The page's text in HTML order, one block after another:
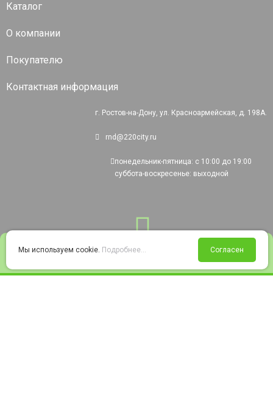
Войти Избранное Корзина
Каталог
О компании
Покупателю
Контактная информация
г. Ростов-на-Дону, ул. Красноармейская, д. 198А.
rnd@220city.ru
понедельник-пятница: с 10:00 до 19:00
суббота-воскресенье: выходной
Мы используем cookie. Подробнее... Согласен